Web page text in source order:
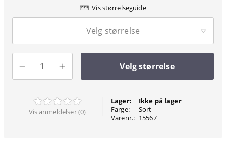
Vis størrelseguide
Velg størrelse
Velg størrelse
Vis anmeldelser (0)
Lager:
Farge:
Varenr.:
Ikke på lager
Sort
15567